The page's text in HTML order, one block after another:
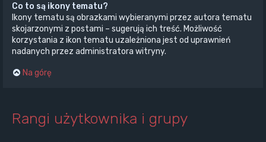
Co to są ikony tematu?
Ikony tematu są obrazkami wybieranymi przez autora tematu
skojarzonymi z postami – sugerują ich treść. Możliwość
korzystania z ikon tematu uzależniona jest od uprawnień
nadanych przez administratora witryny.
Na górę
Rangi użytkownika i grupy